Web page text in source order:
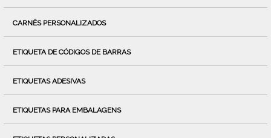
CARNÊS PERSONALIZADOS
ETIQUETA DE CÓDIGOS DE BARRAS
ETIQUETAS ADESIVAS
ETIQUETAS PARA EMBALAGENS